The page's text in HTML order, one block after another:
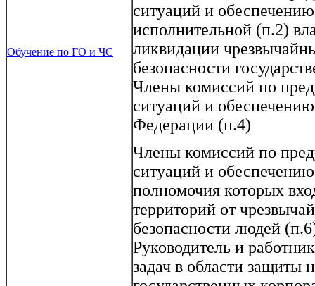
Обучение по ГО и ЧС
ситуаций и
исполнительной (п.2)
ликвидации
безопасности
Члены комиссий по
ситуаций и
Федерации (п.4)
Члены комиссий по
ситуаций и
полномочия которых
территорий от
безопасности людей
Руководитель и
задач в области защиты